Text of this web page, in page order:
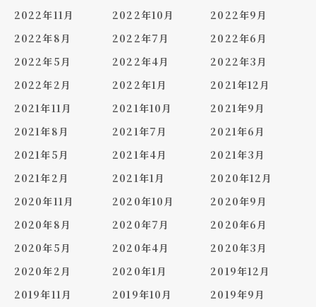
2022年11月
2022年10月
2022年9月
2022年8月
2022年7月
2022年6月
2022年5月
2022年4月
2022年3月
2022年2月
2022年1月
2021年12月
2021年11月
2021年10月
2021年9月
2021年8月
2021年7月
2021年6月
2021年5月
2021年4月
2021年3月
2021年2月
2021年1月
2020年12月
2020年11月
2020年10月
2020年9月
2020年8月
2020年7月
2020年6月
2020年5月
2020年4月
2020年3月
2020年2月
2020年1月
2019年12月
2019年11月
2019年10月
2019年9月